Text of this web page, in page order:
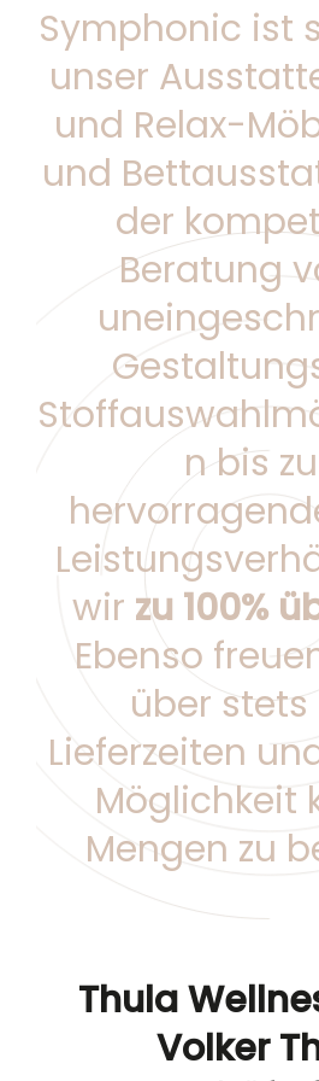
Symphonic ist
unser
und Relax-
und
der
Beratung
n bis
wir zu 100%
Ebenso
über stets
Lieferzeiten
Möglichkeit
Mengen zu
Thula
Volker